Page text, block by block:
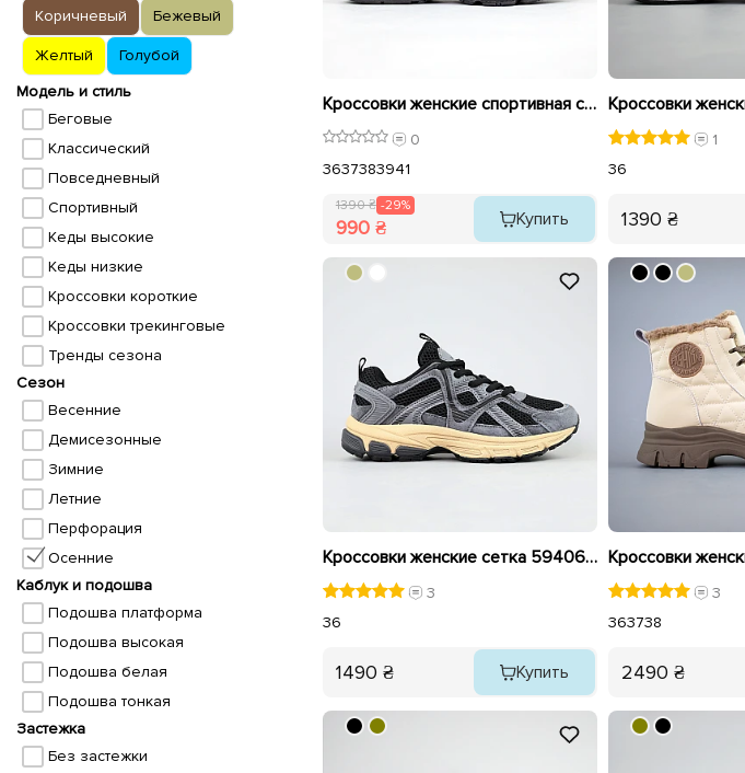
Коричневый Бежевый
Желтый
Голубой
Модель и стиль
Беговые
Классический
Повседневный
Спортивный
Кеды высокие
Кеды низкие
Кроссовки короткие
Кроссовки трекинговые
Тренды сезона
Сезон
Весенние
Демисезонные
Зимние
Летние
Перфорация
Осенние
Каблук и подошва
Подошва платформа
Подошва высокая
Подошва белая
Подошва тонкая
Застежка
Без застежки
Кроссовки женские спортивная сетка 594078 Черные распродажа
0
3637383941
1390 ₴ -29%
990 ₴ Купить
1
36
1390 ₴
Кроссовки женские сетка 594066 Серые
3
36
1490 ₴ Купить
3
363738
2490 ₴